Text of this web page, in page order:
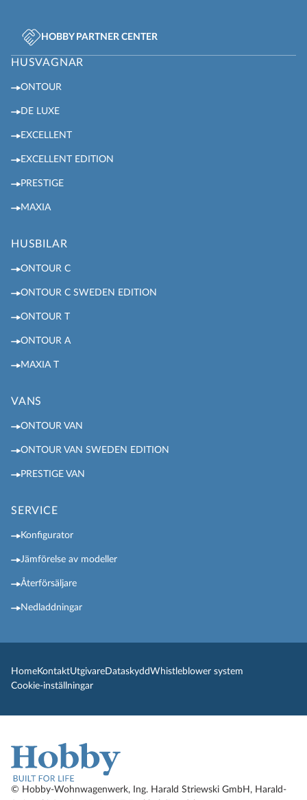
HOBBY PARTNER CENTER
HUSVAGNAR
ONTOUR
DE LUXE
EXCELLENT
EXCELLENT EDITION
PRESTIGE
MAXIA
HUSBILAR
ONTOUR C
ONTOUR C SWEDEN EDITION
ONTOUR T
ONTOUR A
MAXIA T
VANS
ONTOUR VAN
ONTOUR VAN SWEDEN EDITION
PRESTIGE VAN
SERVICE
Konfigurator
Jämförelse av modeller
Återförsäljare
Nedladdningar
HomeKontaktUtgivareDataskyddWhistleblower system
Cookie-inställningar
© Hobby-Wohnwagenwerk, Ing. Harald Striewski GmbH, Harald-